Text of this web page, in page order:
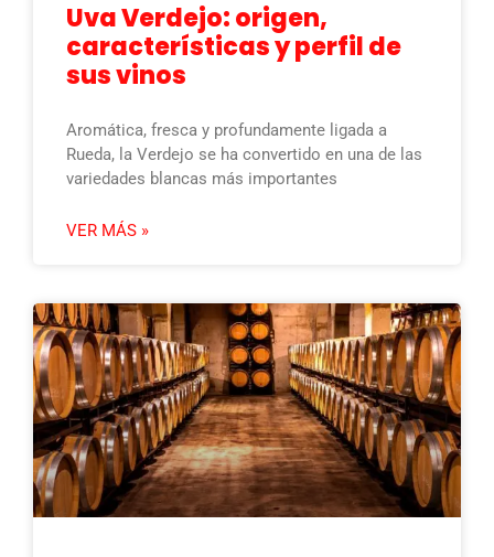
Uva Verdejo: origen,
características y perfil de
sus vinos
Aromática, fresca y profundamente ligada a
Rueda, la Verdejo se ha convertido en una de las
variedades blancas más importantes
VER MÁS »